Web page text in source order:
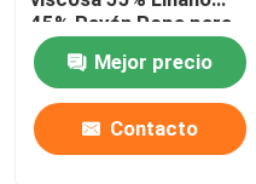
45% Rayón Ropa para
mujeres
Mejor precio
Contacto